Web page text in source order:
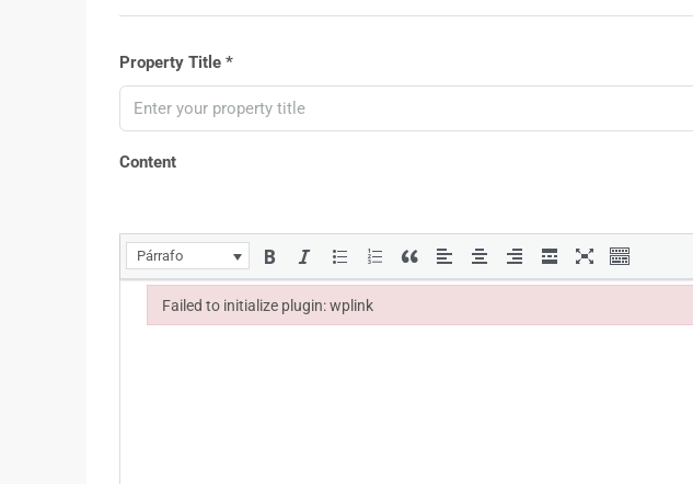
Property Title *
Content
Párrafo
Failed to initialize plugin: wplink
Failed to initialize plugin: wplink